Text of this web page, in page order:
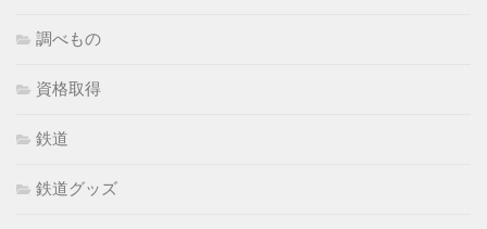
調べもの
資格取得
鉄道
鉄道グッズ